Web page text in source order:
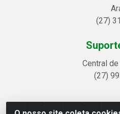
(27)
Central
(27)